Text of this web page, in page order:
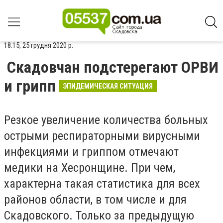
18:15, 25 грудня 2020 р.
Скадовчан подстерегают ОРВИ
и грипп
ЭПИДЕМИЧЕСКАЯ СИТУАЦИЯ
Резкое увеличение количества больных
острыми респираторными вирусными
инфекциями и гриппом отмечают
медики на Хесронщине. При чем,
характерна такая статистика для всех
районов области, в том числе и для
Скадовского. Только за предыдущую